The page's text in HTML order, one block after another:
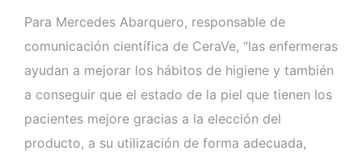
Para Mercedes Abarquero, responsable de
comunicación científica de CeraVe, “las enfermeras
ayudan a mejorar los hábitos de higiene y también
a conseguir que el estado de la piel que tienen los
pacientes mejore gracias a la elección del
producto, a su utilización de forma adecuada,